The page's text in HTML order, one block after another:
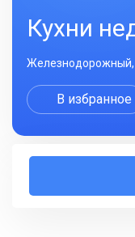
Кухни
Железнодорожный,
В избранное